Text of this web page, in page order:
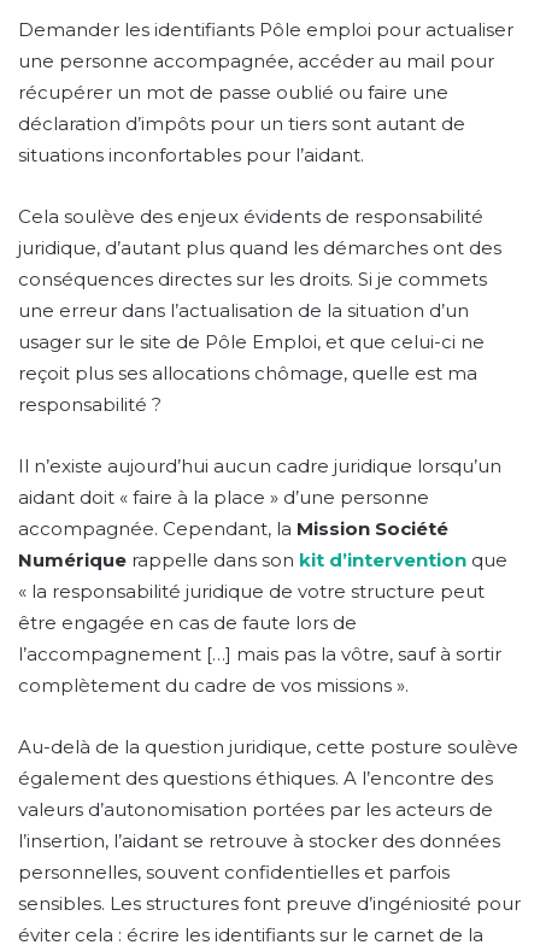
Demander les identifiants Pôle emploi pour actualiser
une personne accompagnée, accéder au mail pour
récupérer un mot de passe oublié ou faire une
déclaration d’impôts pour un tiers sont autant de
situations inconfortables pour l’aidant.
Cela soulève des enjeux évidents de responsabilité
juridique, d’autant plus quand les démarches ont des
conséquences directes sur les droits. Si je commets
une erreur dans l’actualisation de la situation d’un
usager sur le site de Pôle Emploi, et que celui-ci ne
reçoit plus ses allocations chômage, quelle est ma
responsabilité ?
Il n’existe aujourd’hui aucun cadre juridique lorsqu’un
aidant doit « faire à la place » d’une personne
accompagnée. Cependant, la Mission Société
Numérique rappelle dans son kit d’intervention que
« la responsabilité juridique de votre structure peut
être engagée en cas de faute lors de
l’accompagnement […] mais pas la vôtre, sauf à sortir
complètement du cadre de vos missions ».
Au-delà de la question juridique, cette posture soulève
également des questions éthiques. A l’encontre des
valeurs d’autonomisation portées par les acteurs de
l’insertion, l’aidant se retrouve à stocker des données
personnelles, souvent confidentielles et parfois
sensibles. Les structures font preuve d’ingéniosité pour
éviter cela : écrire les identifiants sur le carnet de la